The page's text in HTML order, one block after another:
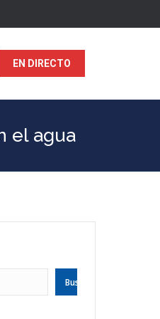
EN DIRECTO
el agua
Buscar